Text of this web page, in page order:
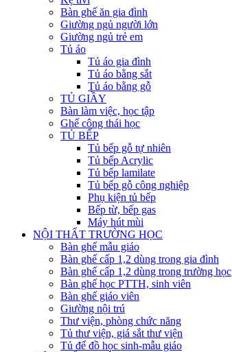
Bàn ghế ăn gia đình
Giường ngủ người lớn
Giường ngủ trẻ em
Tủ áo
Tủ áo gia đình
Tủ áo bằng sắt
Tủ áo bằng gỗ
TỦ GIẦY
Bàn làm việc, học tập
Ghế công thái học
TỦ BẾP
Tủ bếp gỗ tự nhiên
Tủ bếp Acrylic
Tủ bếp lamilate
Tủ bếp gỗ công nghiệp
Phụ kiện tủ bếp
Bếp từ, bếp gas
Máy hút mùi
NỘI THẤT TRƯỜNG HỌC
Bàn ghế mẫu giáo
Bàn ghế cấp 1,2 dùng trong gia đình
Bàn ghế cấp 1,2 dùng trong trường học
Bàn ghế học PTTH, sinh viên
Bàn ghế giáo viên
Giường nội trú
Thư viện, phòng chức năng
Tủ thư viện, giá sắt thư viện
Tủ để đồ học sinh-mẫu giáo